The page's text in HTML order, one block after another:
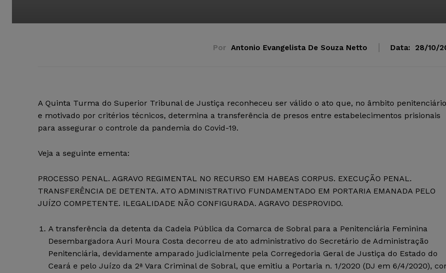
Por Antonio Evangelista De Souza Netto Data: 28/10/
A Quinta Turma do Superior Tribunal de Justiça reconheceu ser válido o ato que, no âmbito penitenciário
e motivado por critérios técnicos, determina a transferência de presos entre estabelecimentos prisionais
para assegurar o controle da pandemia do Covid-19.
Veja a seguinte ementa:
PROCESSO PENAL. AGRAVO REGIMENTAL NO RECURSO EM HABEAS CORPUS. EXECUÇÃO PENAL.
TRANSFERÊNCIA DE DETENTA. ATO ADMINISTRATIVO FUNDAMENTADO EM PORTARIA EMANADA PELO
JUÍZO COMPETENTE. ILEGALIDADE NÃO CONFIGURADA. AGRAVO DESPROVIDO.
A transferência da detenta da Cadeia Pública da Comarca de Sobral para a Penitenciária Feminina
Desembargadora Auri Moura Costa decorreu de ato administrativo do Secretário de Administração
Penitenciária, devidamente amparado judicialmente pela Corregedoria Geral de Justiça do Estado do
Ceará e pelo Juízo da 2ª Vara Criminal de Sobral, que emitiu a Portaria n. 1/2020 (DJ em 6/4/2020),